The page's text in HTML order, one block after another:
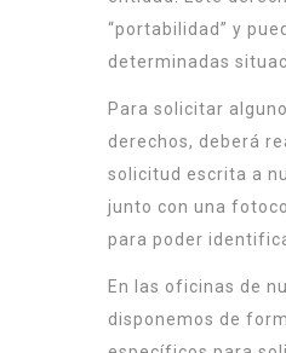
“portabilidad” y
determinadas
Para solicitar
derechos, deberá
solicitud escrita a
junto con una
para poder
En las oficinas de
disponemos de